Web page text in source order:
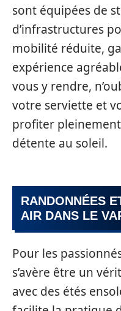
sont équipées de
d’infrastructures
mobilité réduite,
expérience
vous y rendre,
votre serviette et
profiter
détente au soleil.
RANDONNÉES
AIR DANS LE
Pour les
s’avère être un
avec des étés